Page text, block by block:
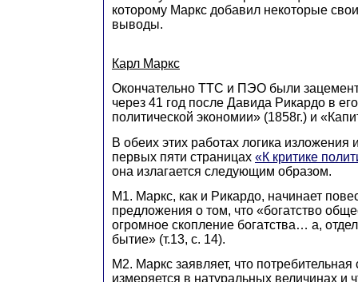
которому Маркс добавил некоторые
выводы.
Карл Маркс
Окончательно ТТС и ПЭО были
через 41 год после Давида Рикардо в
политической экономии» (1858г.) и
В обеих этих работах логика изложения
первых пяти страницах «К критике
она излагается следующим образом.
М1. Маркс, как и Рикардо, начинает
предложения о том, что «богатство
огромное скопление богатства… а,
бытие» (т.13, с. 14).
М2. Маркс заявляет, что потребительная
измеряется в натуральных величинах и